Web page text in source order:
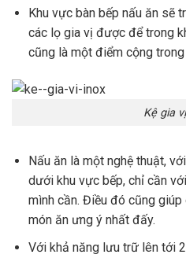
Khu vực bàn bếp nấu ăn sẽ
các lọ gia vị được để trong
cũng là một điểm cộng
Kệ gia
Nấu ăn là một nghệ thuật,
dưới khu vực bếp, chỉ cần
mình cần. Điều đó cũng
món ăn ưng ý nhất đấy.
Với khả năng lưu trữ lên tới